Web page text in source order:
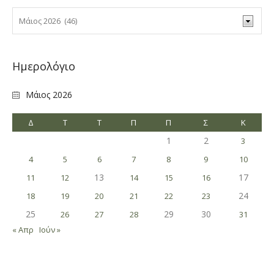
Ημερολόγιο
Μάιος 2026
Δ Τ Τ Π Π Σ Κ
1 2
3
4
5 6 7 8 9
10
11
12 13 14 15 16 17
18 19 20 21 22 23
24
25
26 27 28 29 30
31
« Απρ Ιούν »